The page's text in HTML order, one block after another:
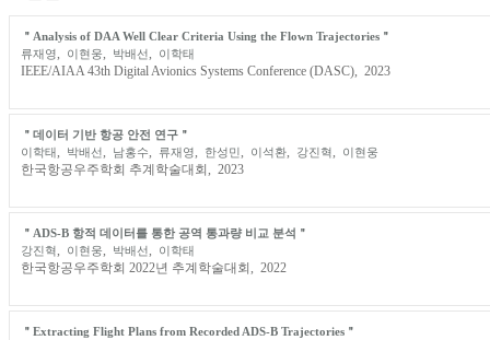
＂Analysis of DAA Well Clear Criteria Using the Flown Trajectories＂
류재영
이현웅 박배선 이학태
IEEE/AIAA 43th Digital Avionics Systems Conference (DASC), 2023
＂데이터 기반 항공 안전 연구＂
이학태
박배선 남홍수 류재영 한성민 이석환 강진혁 이현웅
한국항공우주학회 추계학술대회, 2023
＂ADS-B 항적 데이터를 통한 공역 통과량 비교 분석＂
강진혁
이현웅 박배선 이학태
한국항공우주학회 2022년 추계학술대회, 2022
＂Extracting Flight Plans from Recorded ADS-B Trajectories＂